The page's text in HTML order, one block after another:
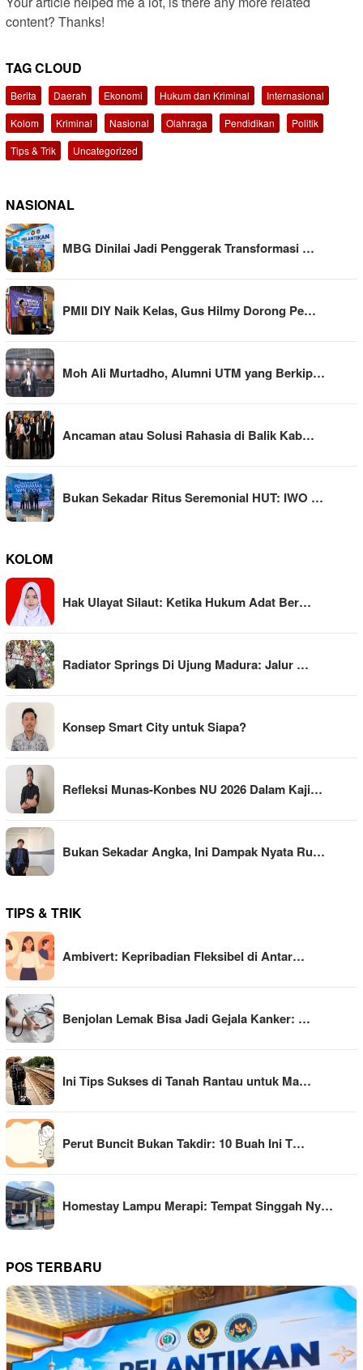
content? Thanks!
TAG CLOUD
Berita Daerah Ekonomi Hukum dan Kriminal
Internasional
Kolom
Kriminal Nasional Olahraga Pendidikan
Politik
Tips & Trik
Uncategorized
NASIONAL
MBG Dinilai Jadi Penggerak Transformasi …
PMII DIY Naik Kelas, Gus Hilmy Dorong Pe…
Moh Ali Murtadho, Alumni UTM yang Berkip…
Ancaman atau Solusi Rahasia di Balik Kab…
Bukan Sekadar Ritus Seremonial HUT: IWO …
KOLOM
Hak Ulayat Silaut: Ketika Hukum Adat Ber…
Radiator Springs Di Ujung Madura: Jalur …
Konsep Smart City untuk Siapa?
Refleksi Munas-Konbes NU 2026 Dalam Kaji…
Bukan Sekadar Angka, Ini Dampak Nyata Ru…
TIPS & TRIK
Ambivert: Kepribadian Fleksibel di Antar…
Benjolan Lemak Bisa Jadi Gejala Kanker: …
Ini Tips Sukses di Tanah Rantau untuk Ma…
Perut Buncit Bukan Takdir: 10 Buah Ini T…
Homestay Lampu Merapi: Tempat Singgah Ny…
POS TERBARU